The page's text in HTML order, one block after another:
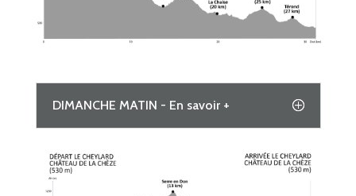
DIMANCHE MATIN - En savoir +